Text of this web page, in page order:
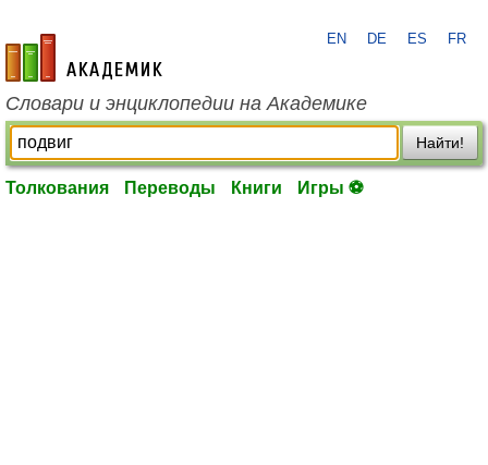
academic.ru
EN DE ES FR
Словари и энциклопедии на Академике
Найти!
Толкования Переводы Книги Игры ⚽